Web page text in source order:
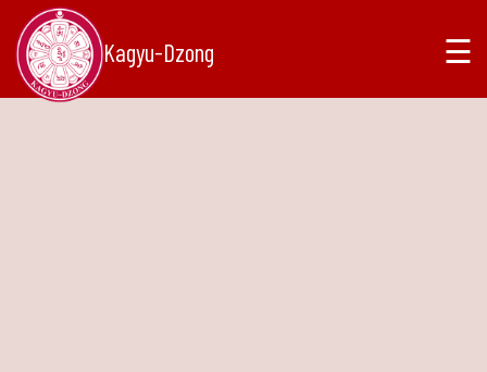
Kagyu-Dzong ☰